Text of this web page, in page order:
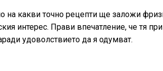
на какви точно рецепти ще заложи
интерес. Прави впечатление, че тя
удоволствието да я одумват.